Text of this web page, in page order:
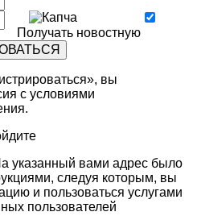
Получать новостную
вы
с условиями
.
указанный вами адрес было
следуя которым, вы
и пользоваться услугами
пользователей